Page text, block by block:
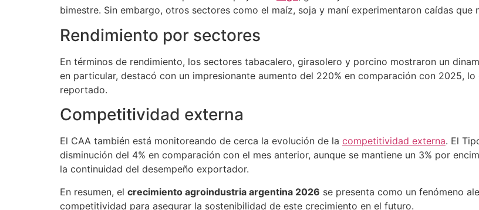
bimestre. Sin embargo, otros sectores como el maíz, soja y maní experimentaron caídas que
Rendimiento por sectores
En términos de rendimiento, los sectores tabacalero, girasolero y porcino mostraron un
en particular, destacó con un impresionante aumento del 220% en comparación con 2025,
reportado.
Competitividad externa
El CAA también está monitoreando de cerca la evolución de la competitividad externa. El
disminución del 4% en comparación con el mes anterior, aunque se mantiene un 3% por
la continuidad del desempeño exportador.
En resumen, el crecimiento agroindustria argentina 2026 se presenta como un fenómeno
competitividad para asegurar la sostenibilidad de este crecimiento en el futuro.